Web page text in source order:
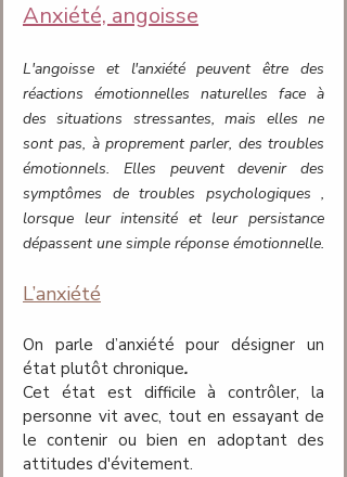
Anxiété, angoisse
L'angoisse et l'anxiété peuvent être des
réactions émotionnelles naturelles face à
des situations stressantes, mais elles ne
sont pas, à proprement parler, des troubles
émotionnels. Elles peuvent devenir des
symptômes de troubles psychologiques ,
lorsque leur intensité et leur persistance
dépassent une simple réponse émotionnelle.
L’anxiété
On parle d’anxiété pour désigner un
état plutôt chronique.
Cet état est difficile à contrôler, la
personne vit avec, tout en essayant de
le contenir ou bien en adoptant des
attitudes d'évitement.